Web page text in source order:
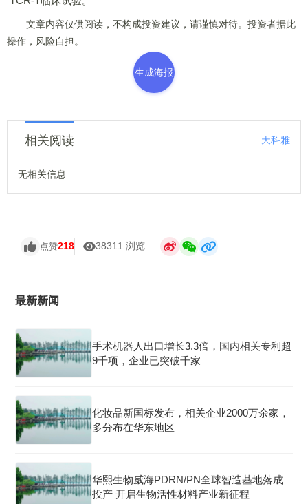
文章内容仅供阅读，不构成投资建议，请谨慎对待。投资者据此
操作，风险自担。
生成海报
相关阅读 天科雅
无相关信息
点赞218 38311 浏览
最新新闻
手术机器人出口增长3.3倍，国内相关专利超
9千项，企业已突破千家
化妆品新国标发布，相关企业2000万余家，
多分布在华东地区
华熙生物威海PDRN/PN全球智造基地落成
投产 开启生物活性材料产业新征程